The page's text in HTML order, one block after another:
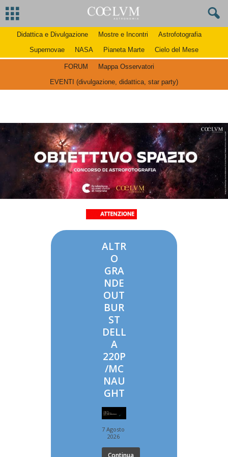
Didattica e Divulgazione Mostre e Incontri
Astrofotografia
Supernovae
NASA Pianeta Marte Cielo del Mese
FORUM
Mappa Osservatori
EVENTI (divulgazione, didattica, star party)
ALTR
O
GRA
NDE
OUT
BUR
ST
DELL
A
220P
/MC
NAU
GHT
7 Agosto
2026
Continua